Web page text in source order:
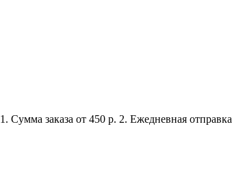
1. Сумма заказа от 450 р. 2. Ежедневная отправка